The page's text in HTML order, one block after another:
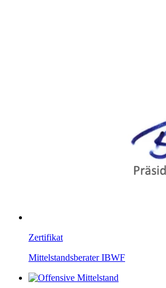
Zertifikat
Mittelstandsberater IBWF